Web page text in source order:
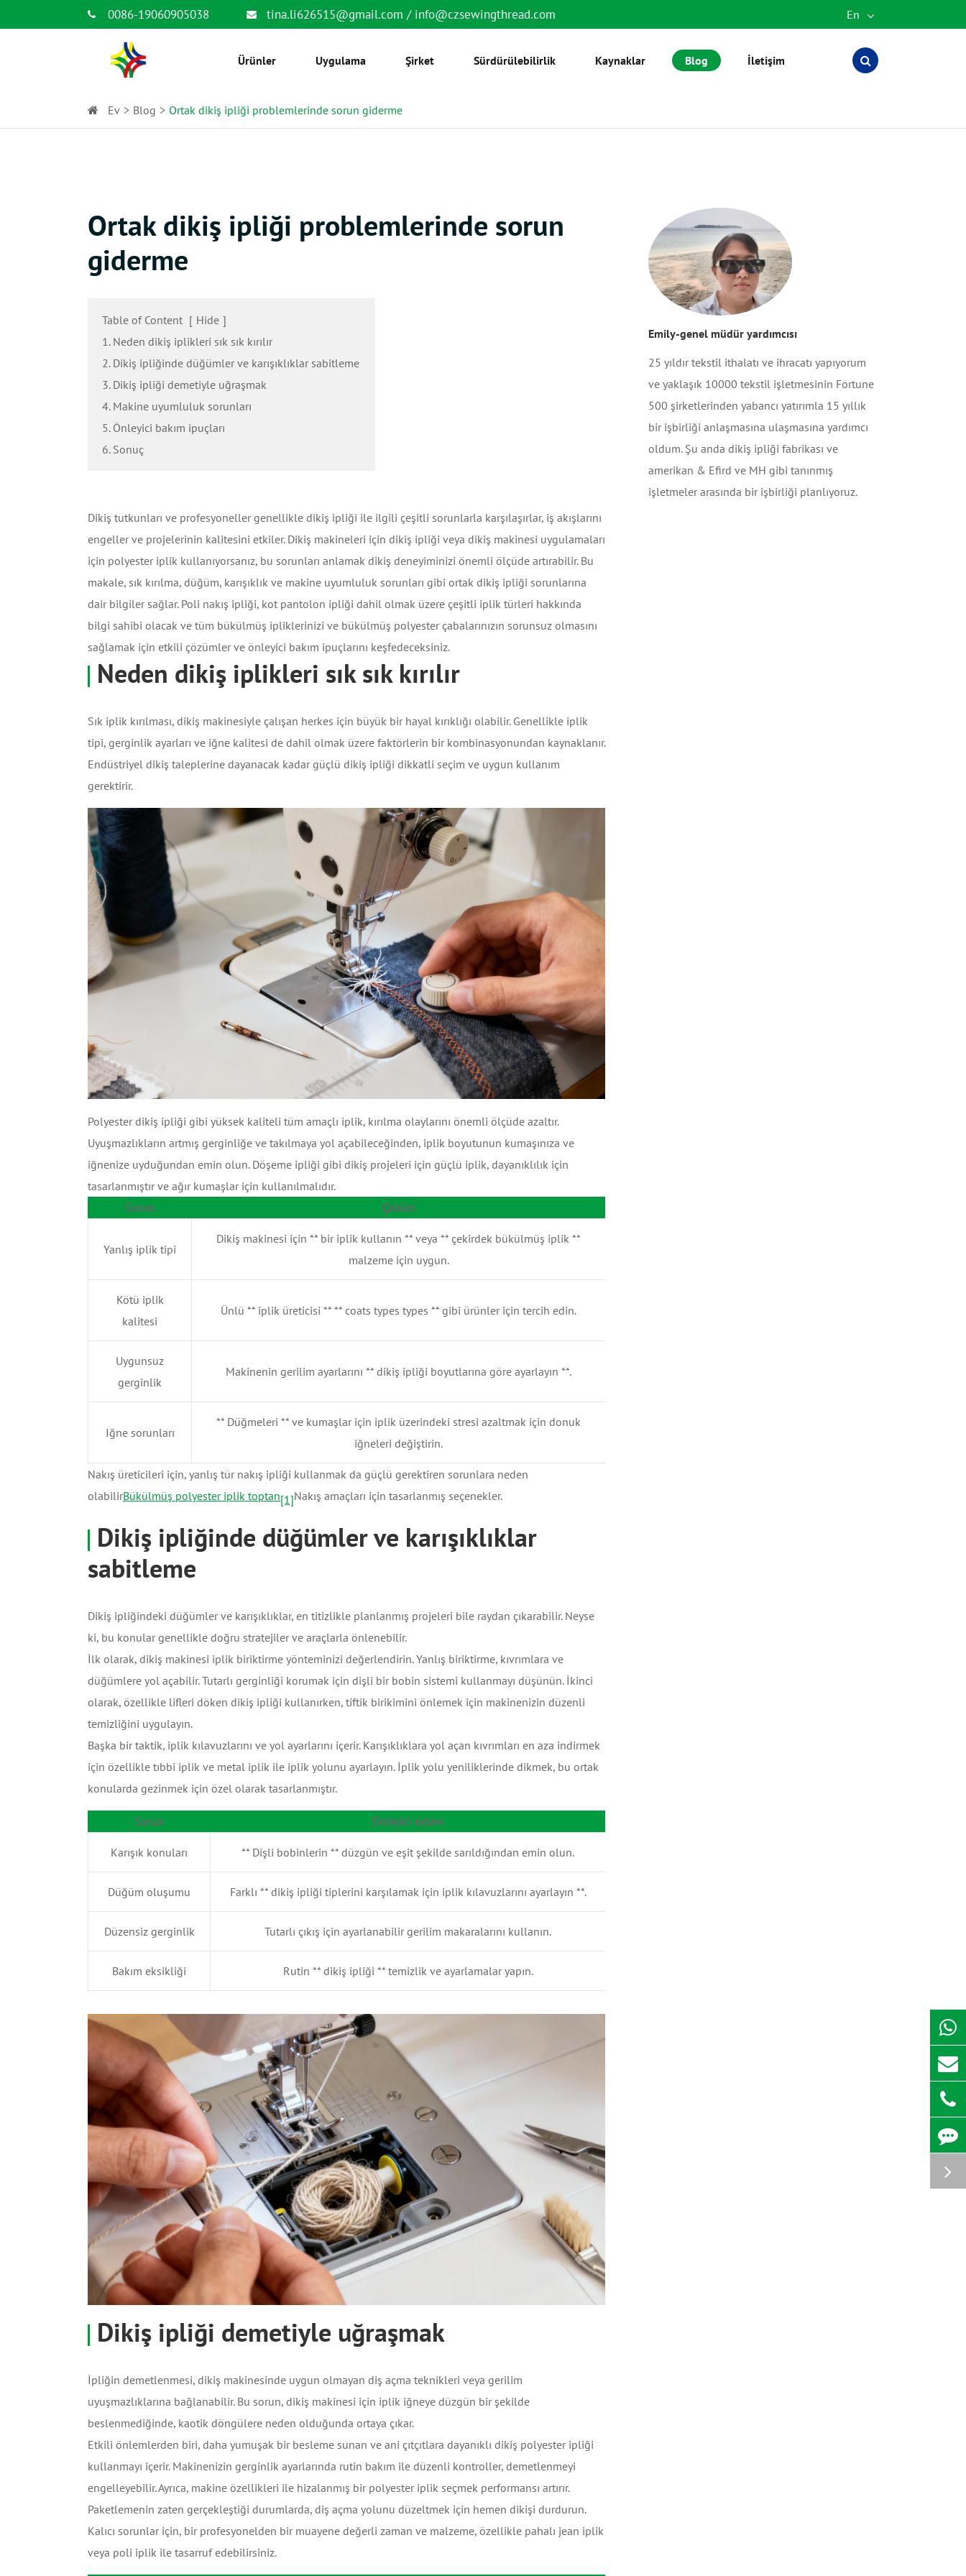
0086-19060905038 tina.li626515@gmail.com / info@czsewingthread.com En
Türkçe
Ürünler Uygulama Şirket Sürdürülebilirlik Kaynaklar Blog İletişim
Ev Blog Ortak dikiş ipliği problemlerinde sorun giderme
Ortak dikiş ipliği problemlerinde sorun
giderme
Table of Content [ Hide ]
1. Neden dikiş iplikleri sık sık kırılır
2. Dikiş ipliğinde düğümler ve karışıklıklar sabitleme
3. Dikiş ipliği demetiyle uğraşmak
4. Makine uyumluluk sorunları
5. Önleyici bakım ipuçları
6. Sonuç
Dikiş tutkunları ve profesyoneller genellikle dikiş ipliği ile ilgili çeşitli sorunlarla karşılaşırlar, iş akışlarını
engeller ve projelerinin kalitesini etkiler. Dikiş makineleri için dikiş ipliği veya dikiş makinesi uygulamaları
için polyester iplik kullanıyorsanız, bu sorunları anlamak dikiş deneyiminizi önemli ölçüde artırabilir. Bu
makale, sık kırılma, düğüm, karışıklık ve makine uyumluluk sorunları gibi ortak dikiş ipliği sorunlarına
dair bilgiler sağlar. Poli nakış ipliği, kot pantolon ipliği dahil olmak üzere çeşitli iplik türleri hakkında
bilgi sahibi olacak ve tüm bükülmüş ipliklerinizi ve bükülmüş polyester çabalarınızın sorunsuz olmasını
sağlamak için etkili çözümler ve önleyici bakım ipuçlarını keşfedeceksiniz.
Neden dikiş iplikleri sık sık kırılır
Sık iplik kırılması, dikiş makinesiyle çalışan herkes için büyük bir hayal kırıklığı olabilir. Genellikle iplik
tipi, gerginlik ayarları ve iğne kalitesi de dahil olmak üzere faktörlerin bir kombinasyonundan kaynaklanır.
Endüstriyel dikiş taleplerine dayanacak kadar güçlü dikiş ipliği dikkatli seçim ve uygun kullanım
gerektirir.
Polyester dikiş ipliği gibi yüksek kaliteli tüm amaçlı iplik, kırılma olaylarını önemli ölçüde azaltır.
Uyuşmazlıkların artmış gerginliğe ve takılmaya yol açabileceğinden, iplik boyutunun kumaşınıza ve
iğnenize uyduğundan emin olun. Döşeme ipliği gibi dikiş projeleri için güçlü iplik, dayanıklılık için
tasarlanmıştır ve ağır kumaşlar için kullanılmalıdır.
Sorun
Çözüm
Yanlış iplik tipi
Dikiş makinesi için ** bir iplik kullanın ** veya ** çekirdek bükülmüş iplik **
malzeme için uygun.
Kötü iplik
kalitesi
Ünlü ** iplik üreticisi ** ** coats types types ** gibi ürünler için tercih edin.
Uygunsuz
gerginlik
Makinenin gerilim ayarlarını ** dikiş ipliği boyutlarına göre ayarlayın **.
Iğne sorunları
** Düğmeleri ** ve kumaşlar için iplik üzerindeki stresi azaltmak için donuk
iğneleri değiştirin.
Nakış üreticileri için, yanlış tür nakış ipliği kullanmak da güçlü gerektiren sorunlara neden
olabilirBükülmüş polyester iplik toptan[1]Nakış amaçları için tasarlanmış seçenekler.
Dikiş ipliğinde düğümler ve karışıklıklar
sabitleme
Dikiş ipliğindeki düğümler ve karışıklıklar, en titizlikle planlanmış projeleri bile raydan çıkarabilir. Neyse
ki, bu konular genellikle doğru stratejiler ve araçlarla önlenebilir.
İlk olarak, dikiş makinesi iplik biriktirme yönteminizi değerlendirin. Yanlış biriktirme, kıvrımlara ve
düğümlere yol açabilir. Tutarlı gerginliği korumak için dişli bir bobin sistemi kullanmayı düşünün. İkinci
olarak, özellikle lifleri döken dikiş ipliği kullanırken, tiftik birikimini önlemek için makinenizin düzenli
temizliğini uygulayın.
Başka bir taktik, iplik kılavuzlarını ve yol ayarlarını içerir. Karışıklıklara yol açan kıvrımları en aza indirmek
için özellikle tıbbi iplik ve metal iplik ile iplik yolunu ayarlayın. İplik yolu yeniliklerinde dikmek, bu ortak
konularda gezinmek için özel olarak tasarlanmıştır.
Sorun Önleyici eylem
Karışık konuları ** Dişli bobinlerin ** düzgün ve eşit şekilde sarıldığından emin olun.
Düğüm oluşumu Farklı ** dikiş ipliği tiplerini karşılamak için iplik kılavuzlarını ayarlayın **.
Düzensiz gerginlik Tutarlı çıkış için ayarlanabilir gerilim makaralarını kullanın.
Bakım eksikliği Rutin ** dikiş ipliği ** temizlik ve ayarlamalar yapın.
Dikiş ipliği demetiyle uğraşmak
İpliğin demetlenmesi, dikiş makinesinde uygun olmayan diş açma teknikleri veya gerilim
uyuşmazlıklarına bağlanabilir. Bu sorun, dikiş makinesi için iplik iğneye düzgün bir şekilde
beslenmediğinde, kaotik döngülere neden olduğunda ortaya çıkar.
Etkili önlemlerden biri, daha yumuşak bir besleme sunan ve ani çıtçıtlara dayanıklı dikiş polyester ipliği
kullanmayı içerir. Makinenizin gerginlik ayarlarında rutin bakım ile düzenli kontroller, demetlenmeyi
engelleyebilir. Ayrıca, makine özellikleri ile hizalanmış bir polyester iplik seçmek performansı artırır.
Paketlemenin zaten gerçekleştiği durumlarda, diş açma yolunu düzeltmek için hemen dikişi durdurun.
Kalıcı sorunlar için, bir profesyonelden bir muayene değerli zaman ve malzeme, özellikle pahalı jean iplik
veya poli iplik ile tasarruf edebilirsiniz.
Emily-genel müdür yardımcısı
25 yıldır tekstil ithalatı ve ihracatı yapıyorum
ve yaklaşık 10000 tekstil işletmesinin Fortune
500 şirketlerinden yabancı yatırımla 15 yıllık
bir işbirliği anlaşmasına ulaşmasına yardımcı
oldum. Şu anda dikiş ipliği fabrikası ve
amerikan & Efird ve MH gibi tanınmış
işletmeler arasında bir işbirliği planlıyoruz.